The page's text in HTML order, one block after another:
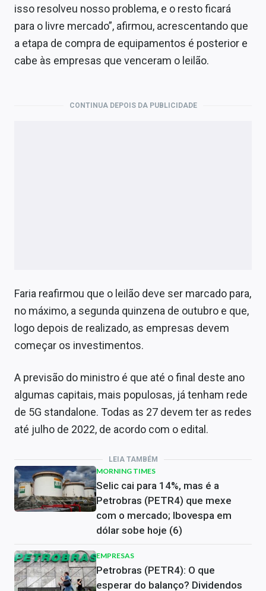
isso resolveu nosso problema, e o resto ficará
para o livre mercado”, afirmou, acrescentando que
a etapa de compra de equipamentos é posterior e
cabe às empresas que venceram o leilão.
CONTINUA DEPOIS DA PUBLICIDADE
Faria reafirmou que o leilão deve ser marcado para,
no máximo, a segunda quinzena de outubro e que,
logo depois de realizado, as empresas devem
começar os investimentos.
A previsão do ministro é que até o final deste ano
algumas capitais, mais populosas, já tenham rede
de 5G standalone. Todas as 27 devem ter as redes
até julho de 2022, de acordo com o edital.
LEIA TAMBÉM
MORNING TIMES
Selic cai para 14%, mas é a
Petrobras (PETR4) que mexe
com o mercado; Ibovespa em
dólar sobe hoje (6)
EMPRESAS
Petrobras (PETR4): O que
esperar do balanço? Dividendos